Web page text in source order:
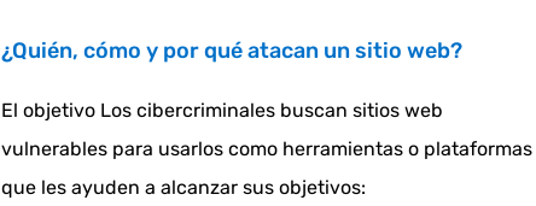
¿Quién, cómo y por qué atacan un sitio web?
El objetivo Los cibercriminales buscan sitios web
vulnerables para usarlos como herramientas o plataformas
que les ayuden a alcanzar sus objetivos: